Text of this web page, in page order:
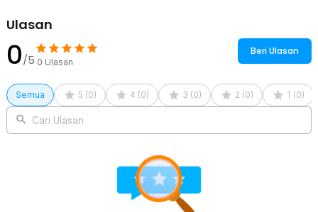
Kelengkapan Produk
Rincian yang Anda dapatkan untuk pembelian produk ini:
1 x LIONBOLT Lavalier Windshield Fur Microphone Cover 0.5cm -
L50
Ulasan
0/5 0 Ulasan
Beri Ulasan
Semua 5 (0) 4 (0) 3 (0) 2 (0) 1 (0)
Cari Ulasan